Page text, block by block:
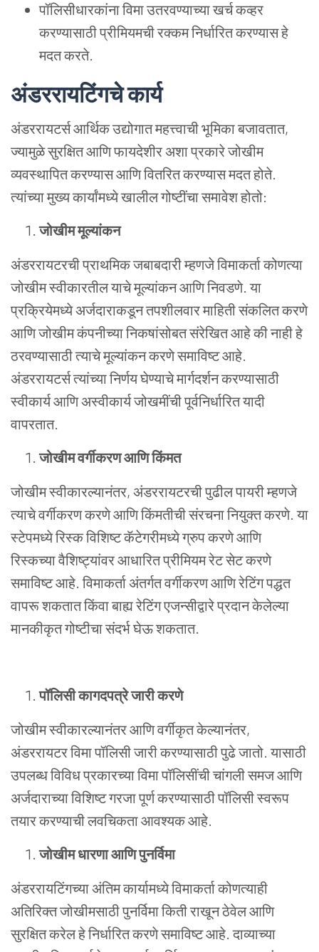
पॉलिसीधारकांनाविमाउतरवण्याच्याखर्चकव्हर
करण्यासाठीप्रीमियमचीरक्कमनिर्धारितकरण्यासहे
मदतकरते.
अंडररायटिंगचेकार्य
अंडररायटर्सआर्थिकउद्योगातमहत्त्वाचीभूमिकाबजावतात,
ज्यामुळेसुरक्षितआणिफायदेशीरअशाप्रकारेजोखीम
व्यवस्थापितकरण्यासआणिवितरितकरण्यासमदतहोते.
त्यांच्यामुख्यकार्यांमध्येखालीलगोष्टींचासमावेशहोतो:
जोखीममूल्यांकन
अंडररायटरचीप्राथमिकजबाबदारीम्हणजेविमाकर्ताकोणत्या
जोखीमस्वीकारतीलयाचेमूल्यांकनआणिनिवडणे.या
प्रक्रियेमध्येअर्जदाराकडूनतपशीलवारमाहितीसंकलितकरणे
आणिजोखीमकंपनीच्यानिकषांसोबतसंरेखितआहेकीनाहीहे
ठरवण्यासाठीत्याचेमूल्यांकनकरणेसमाविष्टआहे.
अंडररायटर्सत्यांच्यानिर्णयघेण्याचेमार्गदर्शनकरण्यासाठी
स्वीकार्यआणिअस्वीकार्यजोखमींचीपूर्वनिर्धारितयादी
वापरतात.
जोखीमवर्गीकरणआणिकिंमत
जोखीमस्वीकारल्यानंतर, अंडररायटरचीपुढीलपायरीम्हणजे
त्याचेवर्गीकरणकरणेआणिकिंमतीचीसंरचनानियुक्तकरणे.या
स्टेपमध्येरिस्कविशिष्टकॅटेगरीमध्येग्रुपकरणेआणि
रिस्कच्यावैशिष्ट्यांवरआधारितप्रीमियमरेटसेटकरणे
समाविष्टआहे.विमाकर्ताअंतर्गतवर्गीकरणआणिरेटिंगपद्धत
वापरूशकतातकिंवाबाह्यरेटिंगएजन्सीद्वारेप्रदानकेलेल्या
मानकीकृतगोष्टीचासंदर्भघेऊशकतात.
पॉलिसीकागदपत्रेजारीकरणे
जोखीमस्वीकारल्यानंतरआणिवर्गीकृतकेल्यानंतर,
अंडररायटरविमापॉलिसीजारीकरण्यासाठीपुढेजातो.यासाठी
उपलब्धविविधप्रकारच्याविमापॉलिसींचीचांगलीसमजआणि
अर्जदाराच्याविशिष्टगरजापूर्णकरण्यासाठीपॉलिसीस्वरूप
तयारकरण्याचीलवचिकताआवश्यकआहे.
जोखीम धारणाआणिपुनर्विमा
अंडररायटिंगच्याअंतिमकार्यामध्येविमाकर्ताकोणत्याही
अतिरिक्तजोखीमसाठीपुनर्विमाकितीराखूनठेवेलआणि
सुरक्षितकरेलहेनिर्धारितकरणेसमाविष्टआहे.दाव्याच्या